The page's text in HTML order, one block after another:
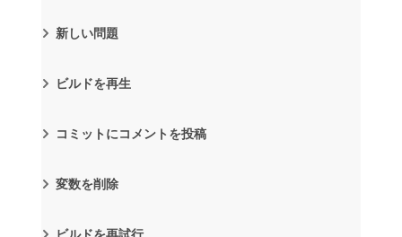
新しい問題
ビルドを再生
コミットにコメントを投稿
変数を削除